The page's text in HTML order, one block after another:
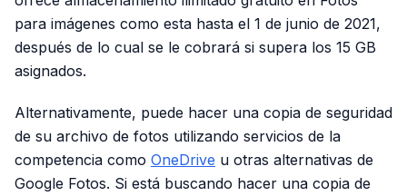
para imágenes como esta hasta el 1 de junio de 2021,
después de lo cual se le cobrará si supera los 15 GB
asignados.
Alternativamente, puede hacer una copia de seguridad
de su archivo de fotos utilizando servicios de la
competencia como OneDrive u otras alternativas de
Google Fotos. Si está buscando hacer una copia de